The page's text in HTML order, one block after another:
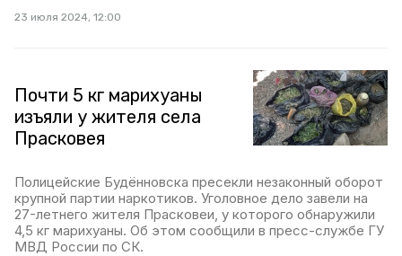
23 июля 2024, 12:00
Почти 5 кг марихуаны
изъяли у жителя села
Прасковея
Полицейские Будённовска пресекли незаконный оборот
крупной партии наркотиков. Уголовное дело завели на
27-летнего жителя Прасковеи, у которого обнаружили
4,5 кг марихуаны. Об этом сообщили в пресс-службе ГУ
МВД России по СК.